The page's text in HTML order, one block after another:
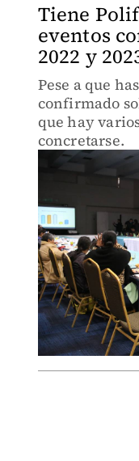
Tiene
eventos
2022 y
Pese a que
confirmado
que hay
concretarse.